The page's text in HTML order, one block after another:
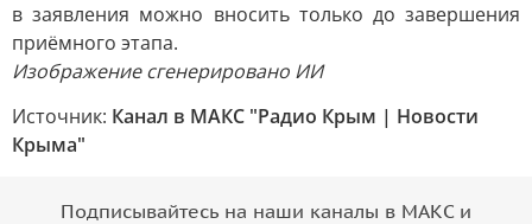
в заявления можно вносить только до завершения
приёмного этапа.
Изображение сгенерировано ИИ
Источник: Канал в МАКС "Радио Крым | Новости
Крыма"
Подписывайтесь на наши каналы в МАКС и